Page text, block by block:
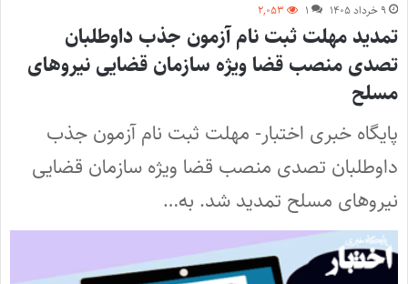
۹ خرداد ۱۴۰۵ ۱ ۲,۰۵۳
تمدید مهلت ثبت نام آزمون جذب داوطلبان
تصدی منصب قضا ویژه سازمان قضایی نیروهای
مسلح
پایگاه خبری اختبار- مهلت ثبت نام آزمون جذب
داوطلبان تصدی منصب قضا ویژه سازمان قضایی
نیروهای مسلح تمدید شد. به…